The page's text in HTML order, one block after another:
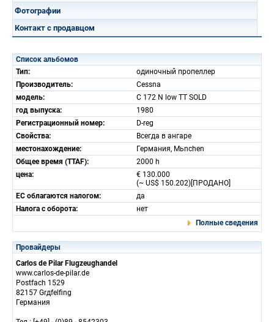
Фотографии
Контакт с продавцом
Список альбомов
Тип:
одиночный пропеллер
Производитель:
Cessna
модель:
C 172 N low TT SOLD
год выпуска:
1980
Регистрационный номер:
D-reg
Свойства:
Всегда в ангаре
местонахождение:
Германия, Mьnchen
Общее время (TTAF):
2000 h
цена:
€ 130.000
(~ US$ 150.202)[ПРОДАНО]
ЕС облагаются налогом:
да
Налога с оборота:
нет
Полные сведения
Провайдеры
Carlos de Pilar Flugzeughandel
www.carlos-de-pilar.de
Postfach 1529
82157 Grдfelfing
Германия